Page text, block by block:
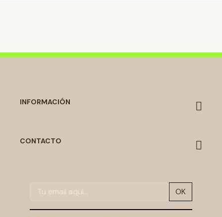
INFORMACIÓN
CONTACTO
OK